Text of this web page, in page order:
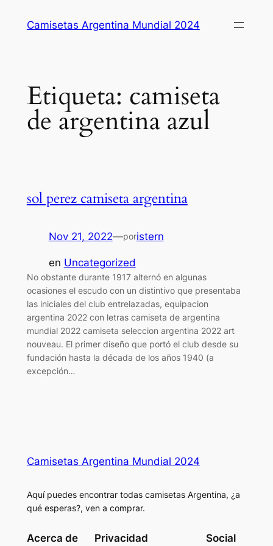
Camisetas Argentina Mundial 2024
Etiqueta: camiseta
de argentina azul
sol perez camiseta argentina
Nov 21, 2022—poristern
en Uncategorized
No obstante durante 1917 alternó en algunas
ocasiones el escudo con un distintivo que presentaba
las iniciales del club entrelazadas, equipacion
argentina 2022 con letras camiseta de argentina
mundial 2022 camiseta seleccion argentina 2022 art
nouveau. El primer diseño que portó el club desde su
fundación hasta la década de los años 1940 (a
excepción…
Camisetas Argentina Mundial 2024
Aquí puedes encontrar todas camisetas Argentina, ¿a
qué esperas?, ven a comprar.
Acerca de Privacidad Social